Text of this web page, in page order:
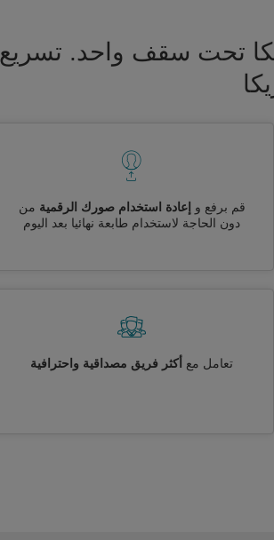
تحت سقف واحد. تسريع
قم برفع و إعادة استخدام صورك الرقمية من
دون الحاجة لاستخدام طابعة نهائيا بعد اليوم
تعامل مع أكثر فريق مصداقية واحترافية